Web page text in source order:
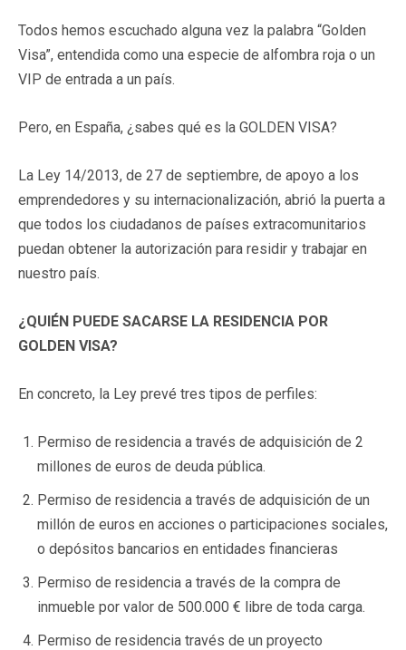
Todos hemos escuchado alguna vez la palabra “Golden
Visa”, entendida como una especie de alfombra roja o un
VIP de entrada a un país.
Pero, en España, ¿sabes qué es la GOLDEN VISA?
La Ley 14/2013, de 27 de septiembre, de apoyo a los
emprendedores y su internacionalización, abrió la puerta a
que todos los ciudadanos de países extracomunitarios
puedan obtener la autorización para residir y trabajar en
nuestro país.
¿QUIÉN PUEDE SACARSE LA RESIDENCIA POR
GOLDEN VISA?
En concreto, la Ley prevé tres tipos de perfiles:
Permiso de residencia a través de adquisición de 2
millones de euros de deuda pública.
Permiso de residencia a través de adquisición de un
millón de euros en acciones o participaciones sociales,
o depósitos bancarios en entidades financieras
Permiso de residencia a través de la compra de
inmueble por valor de 500.000 € libre de toda carga.
Permiso de residencia través de un proyecto